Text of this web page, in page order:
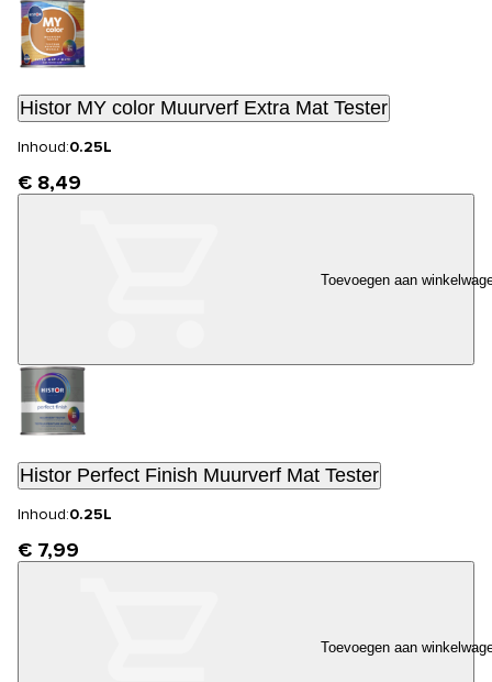
Histor MY color Muurverf Extra Mat Tester
Inhoud:0.25L
€ 8,49
Toevoegen aan
Histor Perfect Finish Muurverf Mat Tester
Inhoud:0.25L
€ 7,99
Toevoegen aan